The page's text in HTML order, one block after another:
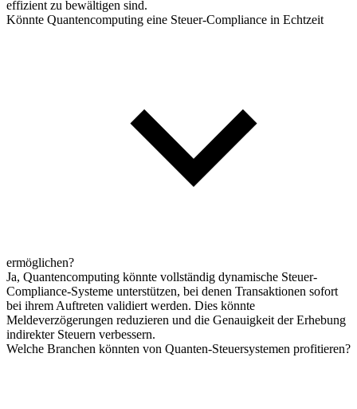
effizient zu bewältigen sind.
Könnte Quantencomputing eine Steuer-Compliance in Echtzeit
ermöglichen?
Ja, Quantencomputing könnte vollständig dynamische Steuer-
Compliance-Systeme unterstützen, bei denen Transaktionen sofort
bei ihrem Auftreten validiert werden. Dies könnte
Meldeverzögerungen reduzieren und die Genauigkeit der Erhebung
indirekter Steuern verbessern.
Welche Branchen könnten von Quanten-Steuersystemen profitieren?